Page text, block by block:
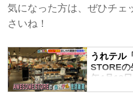
気になった方は、ぜひチェ
さいね！
うれテル
STORE
年4月13
名古屋テ